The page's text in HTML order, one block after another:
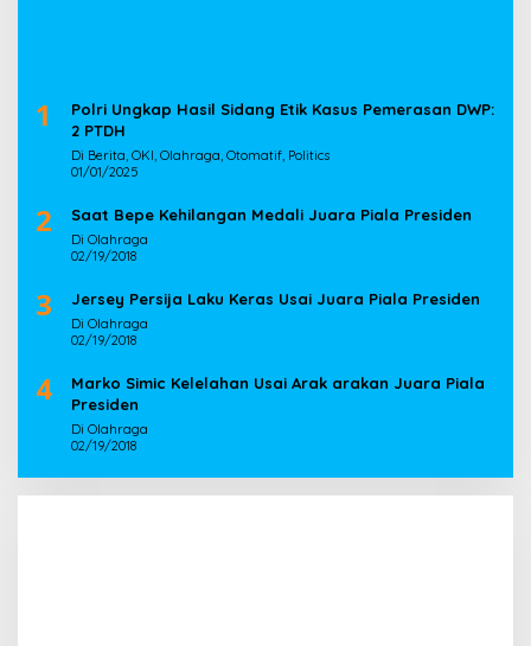
1
Polri Ungkap Hasil Sidang Etik Kasus Pemerasan DWP:
2 PTDH
Di Berita, OKI, Olahraga, Otomatif, Politics
01/01/2025
2 Saat Bepe Kehilangan Medali Juara Piala Presiden
Di Olahraga
02/19/2018
3 Jersey Persija Laku Keras Usai Juara Piala Presiden
Di Olahraga
02/19/2018
4
Marko Simic Kelelahan Usai Arak arakan Juara Piala
Presiden
Di Olahraga
02/19/2018